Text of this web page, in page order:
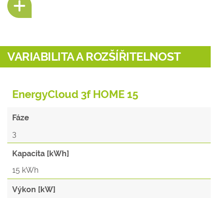
VARIABILITA A ROZŠÍŘITELNOST
EnergyCloud 3f HOME 15
Fáze
3
Kapacita [kWh]
15 kWh
Výkon [kW]